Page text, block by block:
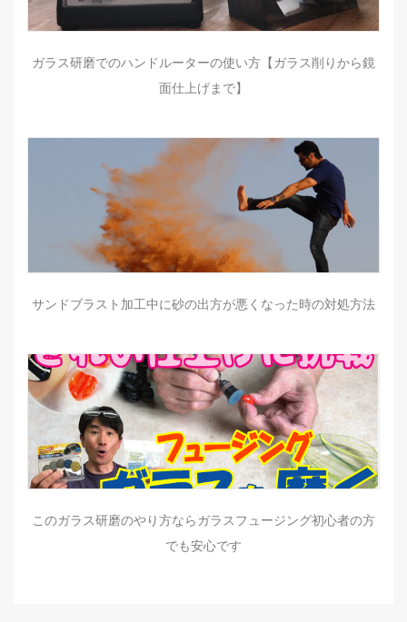
ガラス研磨でのハンドルーターの使い方【ガラス削りから鏡
面仕上げまで】
サンドブラスト加工中に砂の出方が悪くなった時の対処方法
このガラス研磨のやり方ならガラスフュージング初心者の方
でも安心です